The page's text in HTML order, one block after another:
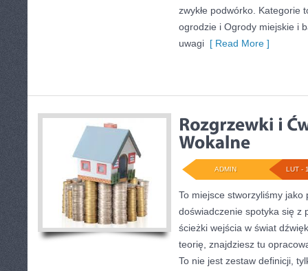
zwykłe podwórko. Kategorie
ogrodzie i Ogrody miejskie i
uwagi [ Read More ]
LUT -
ADMIN
To miejsce stworzyliśmy
doświadczenie spotyka się z
ścieżki wejścia w świat
teorię, znajdziesz tu
To nie jest zestaw definicji,